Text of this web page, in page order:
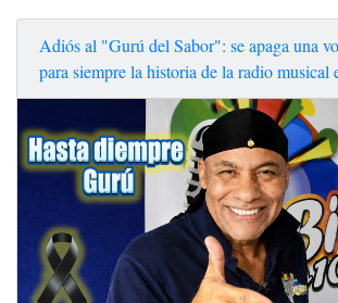
Adiós al "Gurú del Sabor": se apaga una
para siempre la historia de la radio musical